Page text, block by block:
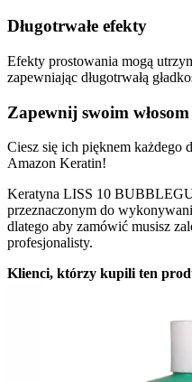
Długotrwałe efekty
Efekty prostowania mogą
zapewniając długotrwałą
Zapewnij swoim
Ciesz się ich pięknem
Amazon Keratin!
Keratyna LISS 10
przeznaczonym do
dlatego aby zamówić musisz
profesjonalisty.
Klienci, którzy kupili ten